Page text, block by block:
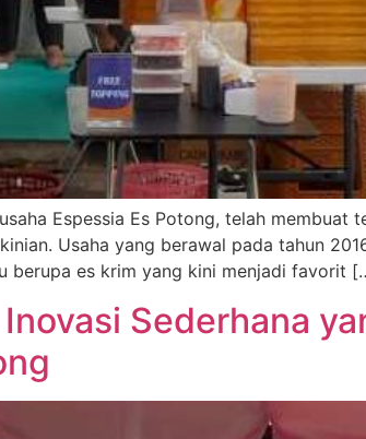
Espessia Es Potong, telah
Usaha yang berawal pada tahun
berupa es krim yang kini menjadi favorit
Sederhana